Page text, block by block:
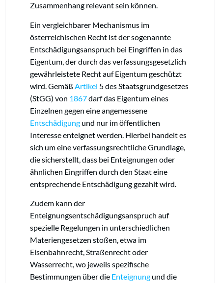
Zusammenhang relevant sein können.
Ein vergleichbarer Mechanismus im
österreichischen Recht ist der sogenannte
Entschädigungsanspruch bei Eingriffen in das
Eigentum, der durch das verfassungsgesetzlich
gewährleistete Recht auf Eigentum geschützt
wird. Gemäß Artikel 5 des Staatsgrundgesetzes
(StGG) von 1867darf das Eigentum eines
Einzelnen gegen eine angemessene
Entschädigung und nur im öffentlichen
Interesse enteignet werden. Hierbei handelt es
sich um eine verfassungsrechtliche Grundlage,
die sicherstellt, dass bei Enteignungen oder
ähnlichen Eingriffen durch den Staat eine
entsprechende Entschädigung gezahlt wird.
Zudem kann der
Enteignungsentschädigungsanspruch auf
spezielle Regelungen in unterschiedlichen
Materiengesetzen stoßen, etwa im
Eisenbahnrecht, Straßenrecht oder
Wasserrecht, wo jeweils spezifische
Bestimmungen über die Enteignung und die